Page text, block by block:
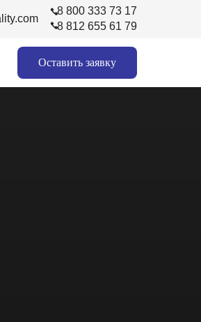
8 800 333 73 17
8 812 655 61 79
Оставить заявку